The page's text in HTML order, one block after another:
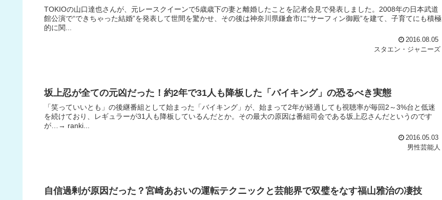
TOKIOの山口達也さんが、元レースクイーンで5歳歳下の妻と離婚したことを記者会見で発表しました。2008年の日本武道
館公演で“できちゃった結婚”を発表して世間を驚かせ、その後は神奈川県鎌倉市に“サーフィン御殿”を建て、子育てにも積極
的に関...
2016.08.05
スタエン・ジャニーズ
坂上忍が全ての元凶だった！約2年で31人も降板した「バイキング」の恐るべき実態
「笑っていいとも」の後継番組として始まった「バイキング」が、始まって2年が経過しても視聴率が毎回2～3%台と低迷
を続けており、レギュラーが31人も降板しているんだとか。その最大の原因は番組司会である坂上忍さんだというのです
が…→ ranki...
2016.05.03
男性芸能人
自信過剰が原因だった？宮崎あおいの運転テクニックと芸能界で双璧をなす福山雅治の凄技